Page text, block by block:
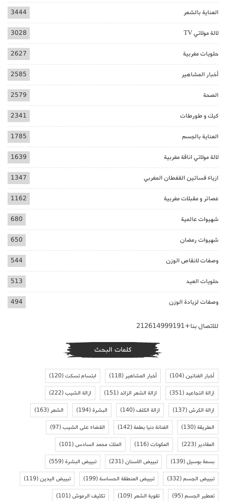
العناية بالشعر 3444
لالة مولاتي TV 3028
حلويات مغربية 2627
أخبار المشاهير 2585
الصحة 2579
كيك و طورطات 2341
العناية بالجسم 1785
لالة مولاتي اناقة مغربية 1639
ازياء فساتين القفطان المغربي 1347
عصائر و مقبلات مغربية 1162
شهيوات عالمية 680
شهيوات رمضان 650
وصفات لانقاص الوزن 544
حلويات العيد 513
وصفات لزيادة الوزن 494
للاتصال بنا+212614999191
كلمات البحث
أخبار الفنانين(104) أخبار المشاهير(118) ابتسام تسكت(120)
ازالة التجاعيد(351) ازالة الشعر الزائد(151) ازالة الشيب(222)
ازالة الكرش(137) ازالة الكلف(140) البشرة(194) الشعر(163)
الطريقة(130) الفنانة دنيا بطمة(142) القضاء على الشيب(97)
المقادير(223) المكونات(116) الملك محمد السادس(101)
بسمة بوسيل(139) تبييض الاسنان(231) تبييض البشرة(559)
تبييض الجسم(332) تبييض المنطقة الحساسة(199) تبييض اليدين(119)
تعطير الجسم(95) تقوية الشعر(109) تكثيف الرموش(101)